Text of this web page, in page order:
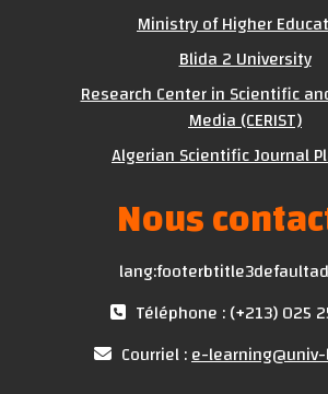
Ministry of Higher
Blida 2 University
Research Center in Scientific
Media (CERIST)
Algerian Scientific Journal
Nous
Téléphone : (+213) 025
Courriel :e-